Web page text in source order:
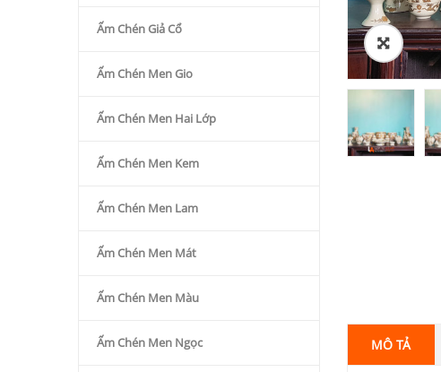
Ấm Chén Giả Cổ
Ấm Chén Men Gio
Ấm Chén Men Hai Lớp
Ấm Chén Men Kem
Ấm Chén Men Lam
Ấm Chén Men Mát
Ấm Chén Men Màu
Ấm Chén Men Ngọc MÔ TẢ